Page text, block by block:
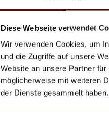
Diese Webseite verwendet
Wir verwenden Cookies, um
und die Zugriffe auf unsere
Website an unsere Partner
möglicherweise mit weiteren
der Dienste gesammelt haben.